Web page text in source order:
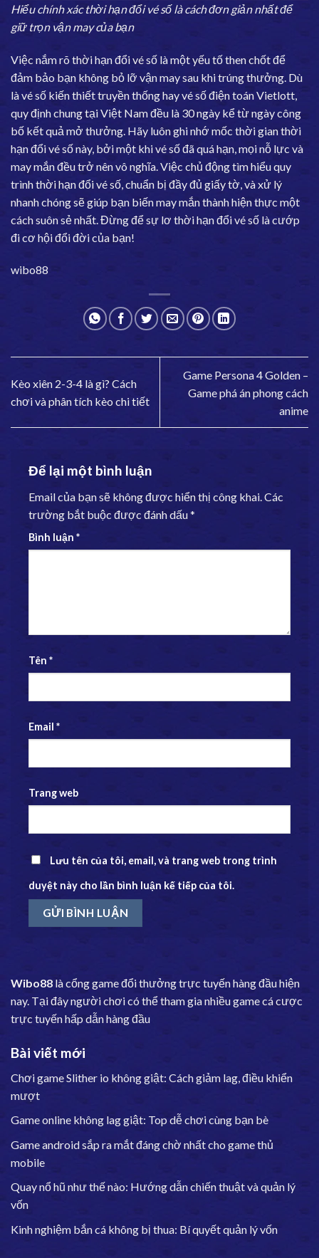
Hiểu chính xác thời hạn đổi vé số là cách đơn giản nhất để
giữ trọn vận may của bạn
Việc nắm rõ thời hạn đổi vé số là một yếu tố then chốt để
đảm bảo bạn không bỏ lỡ vận may sau khi trúng thưởng. Dù
là vé số kiến thiết truyền thống hay vé số điện toán Vietlott,
quy định chung tại Việt Nam đều là 30 ngày kể từ ngày công
bố kết quả mở thưởng. Hãy luôn ghi nhớ mốc thời gian thời
hạn đổi vé số này, bởi một khi vé số đã quá hạn, mọi nỗ lực và
may mắn đều trở nên vô nghĩa. Việc chủ động tìm hiểu quy
trình thời hạn đổi vé số, chuẩn bị đầy đủ giấy tờ, và xử lý
nhanh chóng sẽ giúp bạn biến may mắn thành hiện thực một
cách suôn sẻ nhất. Đừng để sự lơ thời hạn đổi vé số là cướp
đi cơ hội đổi đời của bạn!
wibo88
Kèo xiên 2-3-4 là gì? Cách
chơi và phân tích kèo chi tiết
Game Persona 4 Golden –
Game phá án phong cách
anime
Để lại một bình luận
Email của bạn sẽ không được hiển thị công khai.Các
trường bắt buộc được đánh dấu*
Bình luận *
Tên *
Email *
Trang web
Lưu tên của tôi, email, và trang web trong trình
duyệt này cho lần bình luận kế tiếp của tôi.
Wibo88 là cổng game đổi thưởng trực tuyến hàng đầu hiện
nay. Tại đây người chơi có thể tham gia nhiều game cá cược
trực tuyến hấp dẫn hàng đầu
Bài viết mới
Chơi game Slither io không giật: Cách giảm lag, điều khiển
mượt
Game online không lag giật: Top dễ chơi cùng bạn bè
Game android sắp ra mắt đáng chờ nhất cho game thủ
mobile
Quay nổ hũ như thế nào: Hướng dẫn chiến thuật và quản lý
vốn
Kinh nghiệm bắn cá không bị thua: Bí quyết quản lý vốn